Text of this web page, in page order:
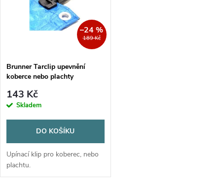
189 Kč
–24 %
Brunner Tarclip upevnění
koberce nebo plachty
143 Kč
Skladem
DO KOŠÍKU
Upínací klip pro koberec, nebo
plachtu.